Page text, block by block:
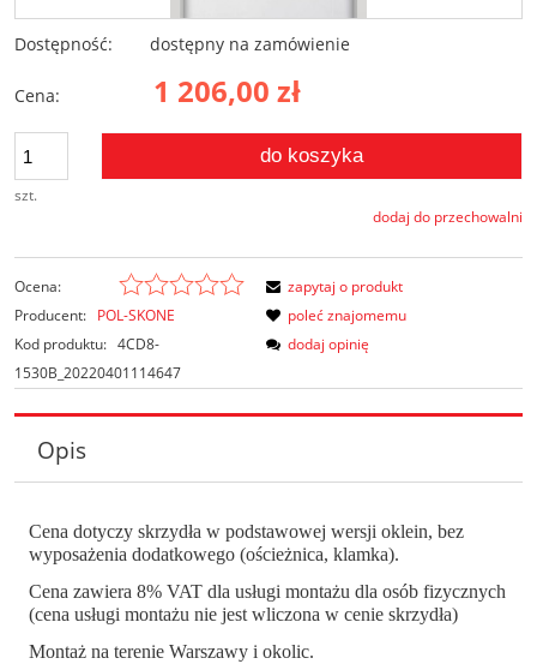
Dostępność: dostępny na zamówienie
Cena: 1 206,00 zł
szt.
do koszyka
dodaj do przechowalni
Ocena:
Producent: POL-SKONE
Kod produktu: 4CD8-
1530B_20220401114647
zapytaj o produkt
poleć znajomemu
dodaj opinię
Opis
Cena dotyczy skrzydła w podstawowej wersji oklein, bez
wyposażenia dodatkowego (ościeżnica, klamka).
Cena zawiera 8% VAT dla usługi montażu dla osób fizycznych
(cena usługi montażu nie jest wliczona w cenie skrzydła)
Montaż na terenie Warszawy i okolic.